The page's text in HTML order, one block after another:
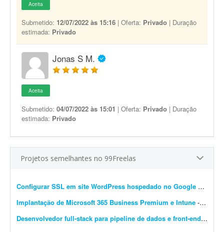
Aceita
Submetido: 12/07/2022 às 15:16 | Oferta: Privado | Duração
estimada: Privado
Jonas S M.
Aceita
Submetido: 04/07/2022 às 15:01 | Oferta: Privado | Duração
estimada: Privado
Projetos semelhantes no 99Freelas
Configurar SSL em site WordPress hospedado no Google Cloud
Implantação de Microsoft 365 Business Premium e Intune - A Élan Consulting é uma consultoria de gestão empresarial em São Paulo, atualmente com cerca de 18 profissionais. Estamos profissionalizando nossa infraestrutura de TI ...
Desenvolvedor full-stack para pipeline de dados e front-end em GCP